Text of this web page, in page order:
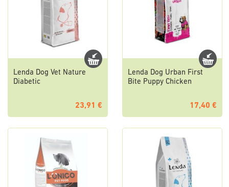
Lenda Dog Vet Nature
Diabetic
23,91 €
Lenda Dog Urban First
Bite Puppy Chicken
17,40 €